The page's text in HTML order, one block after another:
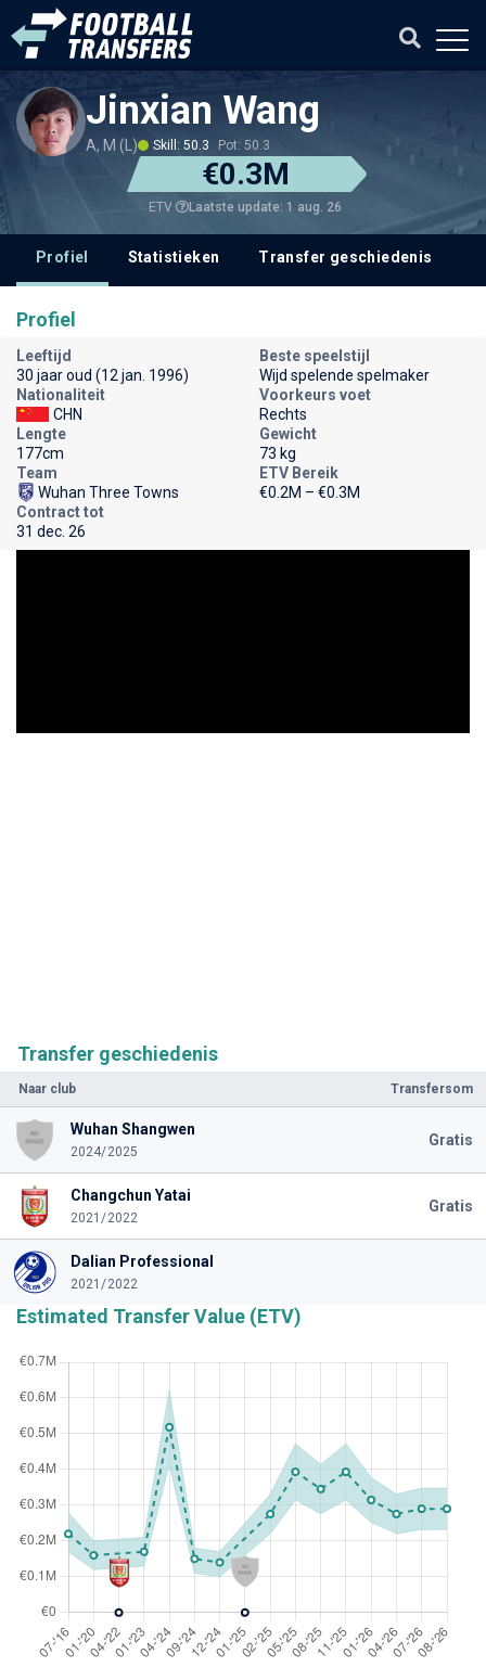
Jinxian Wang
A, M (L) Skill: 50.3 Pot: 50.3
€0.3M
ETV Laatste update: 1 aug. 26
Profiel Statistieken Transfer geschiedenis
Transfer geschiedenis
Naar club Transfersom
Wuhan Shangwen
2024/2025
Gratis
Changchun Yatai
2021/2022
Gratis
Dalian Professional
2021/2022
Estimated Transfer Value (ETV)
Profiel
Leeftijd
30 jaar oud (12 jan. 1996)
Beste speelstijl
Wijd spelende spelmaker
Nationaliteit
CHN
Voorkeurs voet
Rechts
Lengte
177cm
Gewicht
73 kg
Team
Wuhan Three Towns
ETV Bereik
€0.2M – €0.3M
Contract tot
31 dec. 26